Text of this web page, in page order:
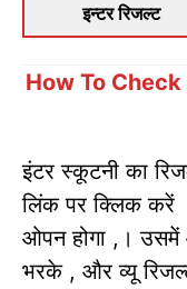
इन्टर रिजल्ट
How To
इंटर स्कूटनी का
लिंक पर क्लिक करें
ओपन होगा ,। उसमें
भरके , और व्यू